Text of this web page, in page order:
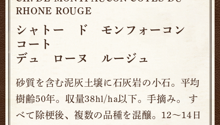
RHONE ROUGE
シャトー ド モンフォーコン
コート
デュ ローヌ ルージュ
砂質を含む泥灰土壌に石灰岩の小石。平均
樹齢50年。収量38hl/ha以下。手摘み。 す
べて除梗後、複数の品種を混醸。12～14日